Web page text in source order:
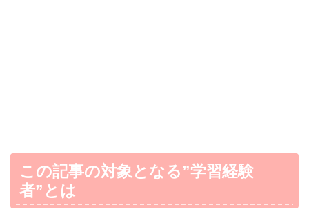
この記事の対象となる”学習経験
者”とは